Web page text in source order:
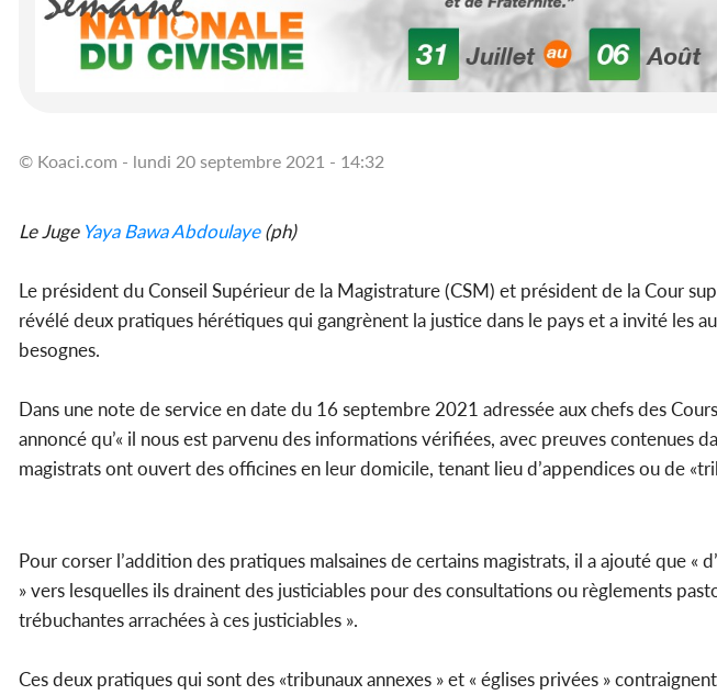
© Koaci.com - lundi 20 septembre 2021 - 14:32
Le JugeYaya Bawa Abdoulaye(ph)
Le président du Conseil Supérieur de la Magistrature (CSM) et président de la Cour
révélé deux pratiques hérétiques qui gangrènent la justice dans le pays et a invité les
besognes.
Dans une note de service en date du 16 septembre 2021 adressée aux chefs des
annoncé qu’« il nous est parvenu des informations vérifiées, avec preuves contenues
magistrats ont ouvert des officines en leur domicile, tenant lieu d’appendices ou de
Pour corser l’addition des pratiques malsaines de certains magistrats, il a ajouté que «
» vers lesquelles ils drainent des justiciables pour des consultations ou règlements
trébuchantes arrachées à ces justiciables ».
Ces deux pratiques qui sont des «tribunaux annexes » et « églises privées »